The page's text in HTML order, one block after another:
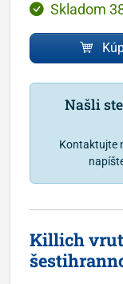
Skladom
Našli
Kontaktujte
Killich vrut